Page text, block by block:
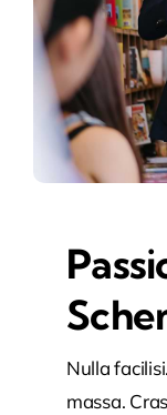
Nulla
massa.